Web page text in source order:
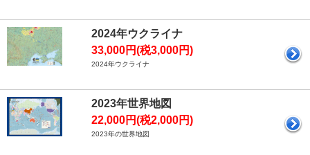
2024年ウクライナ
33,000円(税3,000円)
2024年ウクライナ
2023年世界地図
22,000円(税2,000円)
2023年の世界地図